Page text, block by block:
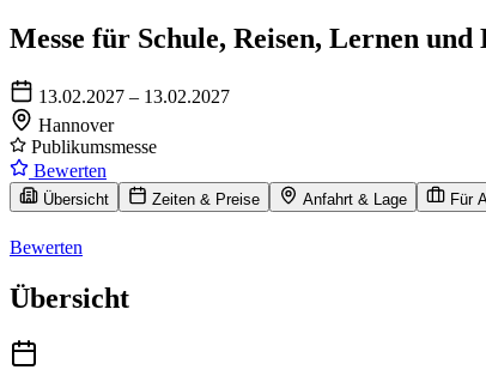
Messe für Schule, Reisen, Lernen und
13.02.2027 – 13.02.2027
Hannover
Publikumsmesse
Bewerten
Übersicht Zeiten & Preise Anfahrt & Lage Für
Bewerten
Übersicht